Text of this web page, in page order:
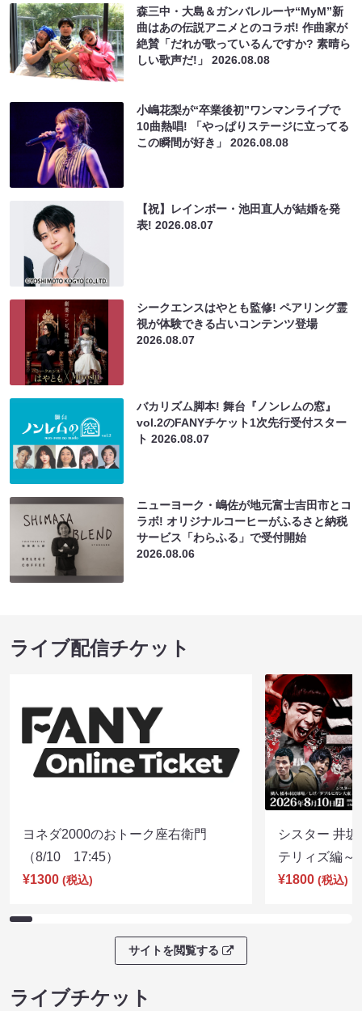
森三中・大島＆ガンバレルーヤ“MyM”新
曲はあの伝説アニメとのコラボ! 作曲家が
絶賛「だれが歌っているんですか? 素晴ら
しい歌声だ!」2026.08.08
小嶋花梨が“卒業後初”ワンマンライブで
10曲熱唱! 「やっぱりステージに立ってる
この瞬間が好き」2026.08.08
【祝】レインボー・池田直人が結婚を発
表!2026.08.07
シークエンスはやとも監修! ペアリング霊
視が体験できる占いコンテンツ登場
2026.08.07
バカリズム脚本! 舞台『ノンレムの窓』
vol.2のFANYチケット1次先行受付スター
ト2026.08.07
ニューヨーク・嶋佐が地元富士吉田市とコ
ラボ! オリジナルコーヒーがふるさと納税
サービス「わらふる」で受付開始
2026.08.06
ライブ配信チケット
ヨネダ2000のおトーク座右衛門
（8/10 17:45）
¥1300 (税込)
シスター 井
テリィズ編
¥1800 (税込)
サイトを閲覧する
ライブチケット